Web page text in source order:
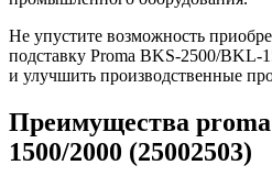
Не упустите возможность
подставку Proma BKS-2500/BKL-
и улучшить производственные
Преимущества
1500/2000 (25002503)